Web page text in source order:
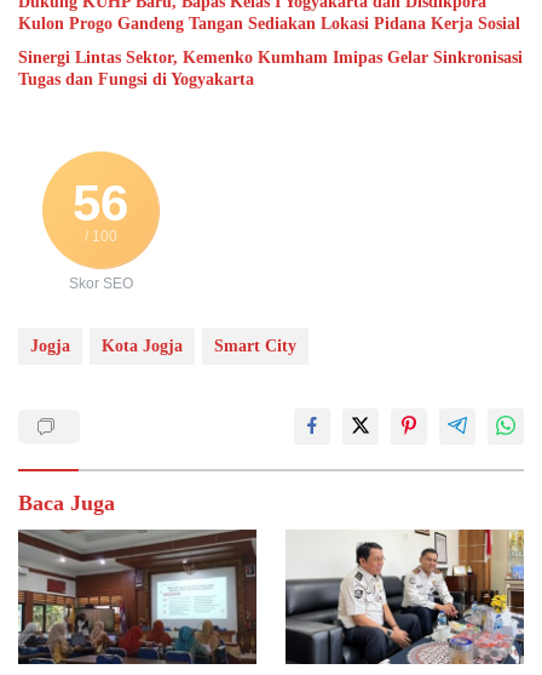
Kulon Progo Gandeng Tangan Sediakan Lokasi Pidana Kerja Sosial
Sinergi Lintas Sektor, Kemenko Kumham Imipas Gelar Sinkronisasi
Tugas dan Fungsi di Yogyakarta
56
/ 100
Skor SEO
Jogja Kota Jogja Smart City
Baca Juga